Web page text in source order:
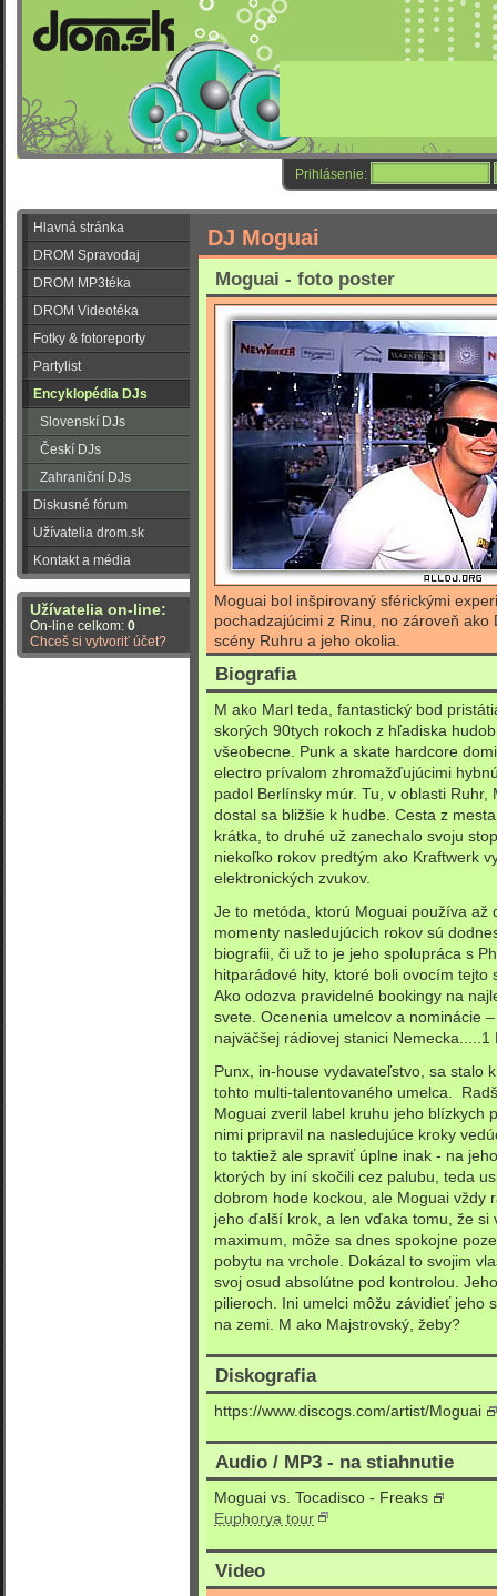
Prihlásenie:
Hlavná stránka
DROM Spravodaj
DROM MP3téka
DROM Videotéka
Fotky & fotoreporty
Partylist
Encyklopédia DJs
Slovenskí DJs
Českí DJs
Zahraniční DJs
Diskusné fórum
Užívatelia drom.sk
Kontakt a média
Užívatelia on-line:
On-line celkom: 0
Chceš si vytvoriť účet?
DJ Moguai
Moguai - foto poster
Moguai bol inšpirovaný sférickými
pochadzajúcimi z Rinu, no zároveň ako
scény Ruhru a jeho okolia.
Biografia
M ako Marl teda, fantastický bod
skorých 90tych rokoch z hľadiska
všeobecne. Punk a skate hardcore
electro prívalom zhromažďujúcimi
padol Berlínsky múr. Tu, v oblasti
dostal sa bližšie k hudbe. Cesta z
krátka, to druhé už zanechalo svoju
niekoľko rokov predtým ako Kraftwerk
elektronických zvukov.
Je to metóda, ktorú Moguai používa až
momenty nasledujúcich rokov sú
biografii, či už to je jeho spolupráca s
hitparádové hity, ktoré boli ovocím tejto
Ako odozva pravidelné bookingy na
svete. Ocenenia umelcov a nominácie
najväčšej rádiovej stanici Nemecka.....1
Punx, in-house vydavateľstvo, sa stalo
tohto multi-talentovaného umelca.
Moguai zveril label kruhu jeho blízkych
nimi pripravil na nasledujúce kroky
to taktiež ale spraviť úplne inak - na
ktorých by iní skočili cez palubu, teda
dobrom hode kockou, ale Moguai vždy
jeho ďalší krok, a len vďaka tomu, že si
maximum, môže sa dnes spokojne
pobytu na vrchole. Dokázal to svojim
svoj osud absolútne pod kontrolou.
pilieroch. Ini umelci môžu závidieť jeho
na zemi. M ako Majstrovský, žeby?
Diskografia
https://www.discogs.com/artist/Moguai
Audio / MP3 - na stiahnutie
Moguai vs. Tocadisco - Freaks
Euphorya tour
Video